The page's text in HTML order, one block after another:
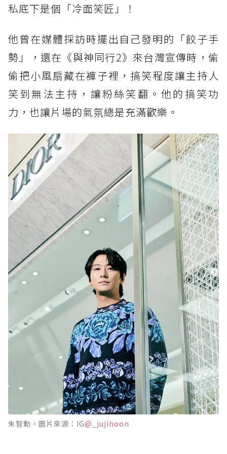
私底下是個「冷面笑匠」！
他曾在媒體採訪時擺出自己發明的「餃子手
勢」，還在《與神同行2》來台灣宣傳時，偷
偷把小風扇藏在褲子裡，搞笑程度讓主持人
笑到無法主持，讓粉絲笑翻。他的搞笑功
力，也讓片場的氣氛總是充滿歡樂。
朱智勳。圖片來源：IG@_jujihoon